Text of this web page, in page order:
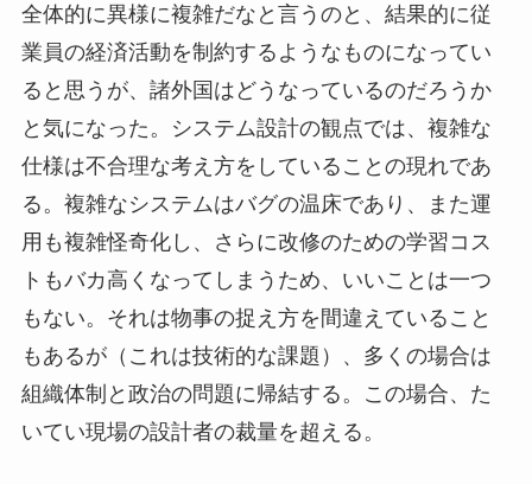
全体的に異様に複雑だなと言うのと、結果的に従
業員の経済活動を制約するようなものになってい
ると思うが、諸外国はどうなっているのだろうか
と気になった。システム設計の観点では、複雑な
仕様は不合理な考え方をしていることの現れであ
る。複雑なシステムはバグの温床であり、また運
用も複雑怪奇化し、さらに改修のための学習コス
トもバカ高くなってしまうため、いいことは一つ
もない。それは物事の捉え方を間違えていること
もあるが（これは技術的な課題）、多くの場合は
組織体制と政治の問題に帰結する。この場合、た
いてい現場の設計者の裁量を超える。